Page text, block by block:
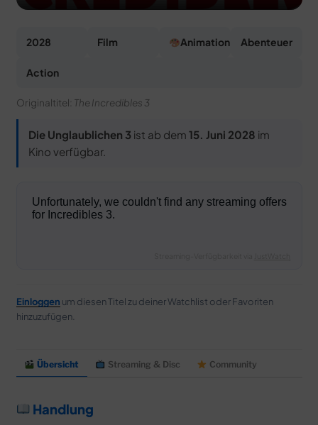
2028 Film Animation Abenteuer
Action
Originaltitel: The Incredibles 3
Die Unglaublichen 3ist ab dem 15. Juni 2028 im
Kino verfügbar.
Einloggen um diesen Titel zu deiner Watchlist oder Favoriten
hinzuzufügen.
Übersicht Streaming & Disc Community
Handlung